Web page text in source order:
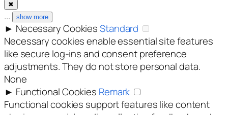
✖
... show more
► Necessary CookiesStandard
Necessary cookies enable essential site features
like secure log-ins and consent preference
adjustments. They do not store personal data.
None
► Functional Cookies Remark
Functional cookies support features like content